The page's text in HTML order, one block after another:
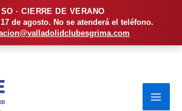
· CIERRE DE VERANO
de agosto. No se atenderá el teléfono.